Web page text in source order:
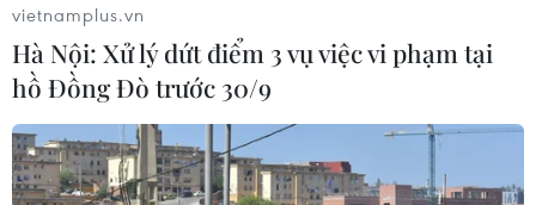
vietnamplus.vn
Hà Nội: Xử lý dứt điểm 3 vụ việc vi phạm tại
hồ Đồng Đò trước 30/9